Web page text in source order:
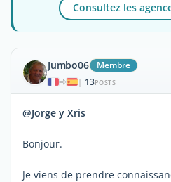
Consultez les
Jumbo06 Membre
| 13POSTS
@Jorge y Xris
Bonjour.
Je viens de prendre